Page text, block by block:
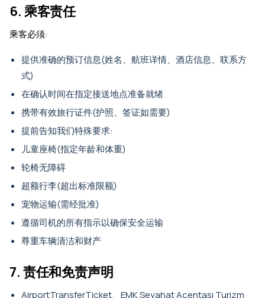
6. 乘客责任
乘客必须:
提供准确的预订信息(姓名、航班详情、酒店信息、联系方
式)
在确认时间在指定接送地点准备就绪
携带有效旅行证件(护照、签证如需要)
提前告知我们特殊要求:
儿童座椅(指定年龄和体重)
轮椅无障碍
超额行李(超出标准限额)
宠物运输(需经批准)
遵循司机的所有指示以确保安全运输
尊重车辆清洁和财产
7. 责任和免责声明
AirportTransferTicket、EMK Seyahat Acentası Turizm